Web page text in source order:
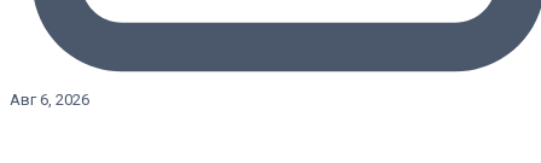
Авг 6, 2026